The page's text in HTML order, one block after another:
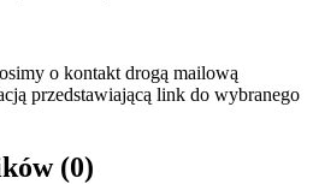
o kontakt drogą mailową
przedstawiającą link do wybranego
(0)